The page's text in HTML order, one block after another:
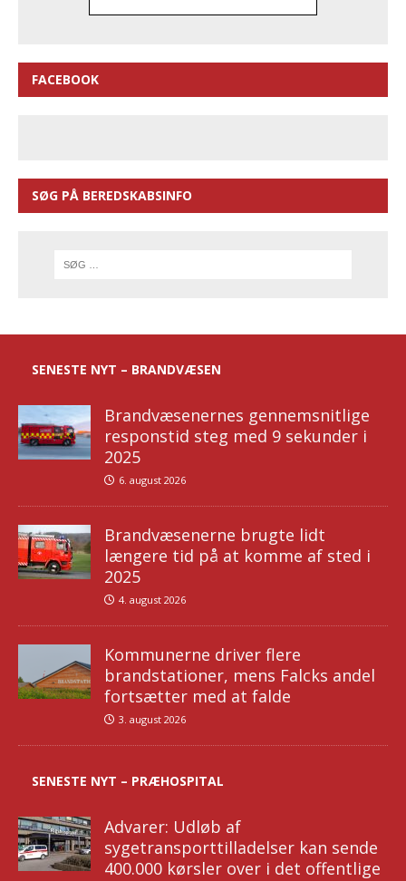
FACEBOOK
SØG PÅ BEREDSKABSINFO
SENESTE NYT – BRANDVÆSEN
Brandvæsenernes gennemsnitlige
responstid steg med 9 sekunder i
2025
6. august 2026
Brandvæsenerne brugte lidt
længere tid på at komme af sted i
2025
4. august 2026
Kommunerne driver flere
brandstationer, mens Falcks andel
fortsætter med at falde
3. august 2026
SENESTE NYT – PRÆHOSPITAL
Advarer: Udløb af
sygetransporttilladelser kan sende
400.000 kørsler over i det offentlige